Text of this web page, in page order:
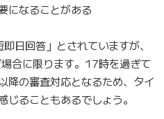
になることがある
日回答」とされていますが、
合に限ります。17時を過ぎて
降の審査対応となるため、タイ
ることもあるでしょう。